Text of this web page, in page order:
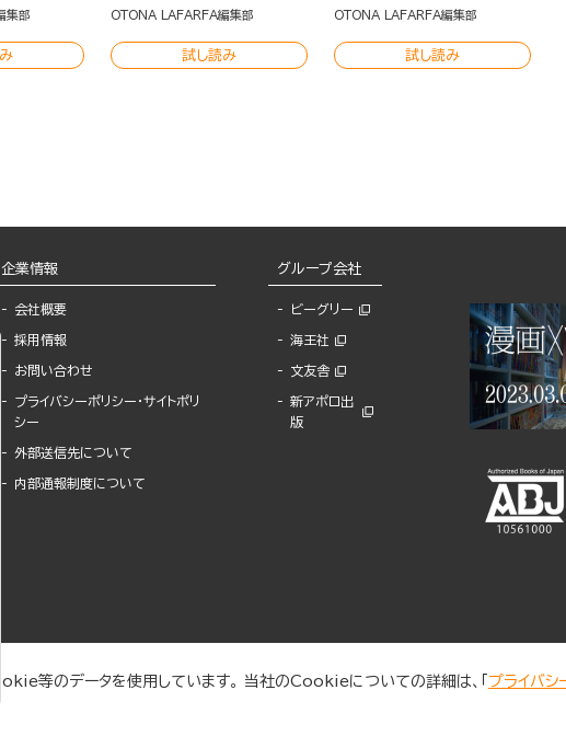
集部 OTONA LAFARFA編集部
試し読み
OTONA LAFARFA編集部
試し読み
企業情報
会社概要
採用情報
お問い合わせ
プライバシーポリシー・サイトポリ
シー
外部送信先について
内部通報制度について
グループ会社
ビーグリー
海王社
文友舎
新アポロ出
版
等のデータを使用しています。 当社のCookieについての詳細は、「 プライバシ